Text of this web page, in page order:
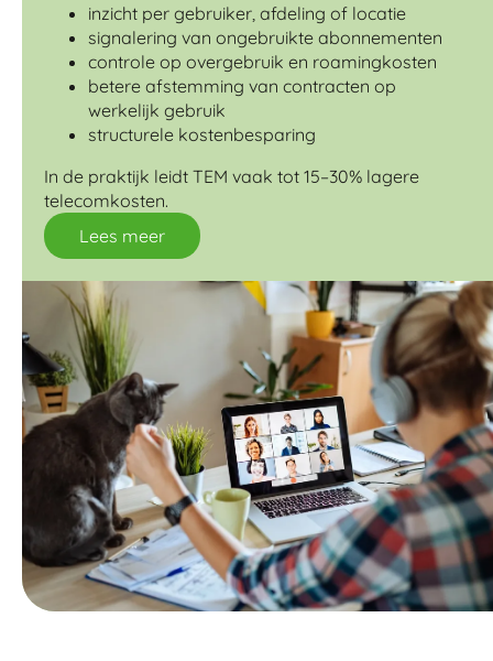
inzicht per gebruiker, afdeling of locatie
signalering van ongebruikte abonnementen
controle op overgebruik en roamingkosten
betere afstemming van contracten op
werkelijk gebruik
structurele kostenbesparing
In de praktijk leidt TEM vaak tot 15–30% lagere
telecomkosten.
Lees meer